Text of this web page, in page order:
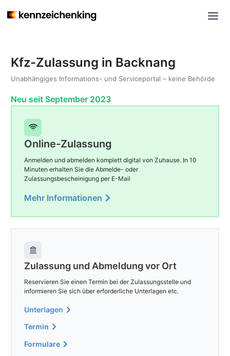
Kfz-Zulassung in Backnang
Unabhängiges Informations- und Serviceportal – keine Behörde
Neu seit September 2023
Online-Zulassung
Anmelden und abmelden komplett digital von Zuhause. In 10
Minuten erhalten Sie die Abmelde- oder
Zulassungsbescheinigung per E-Mail
Mehr Informationen
Zulassung und Abmeldung vor Ort
Reservieren Sie einen Termin bei der Zulassungsstelle und
informieren Sie sich über erforderliche Unterlagen etc.
Unterlagen
Termin
Formulare